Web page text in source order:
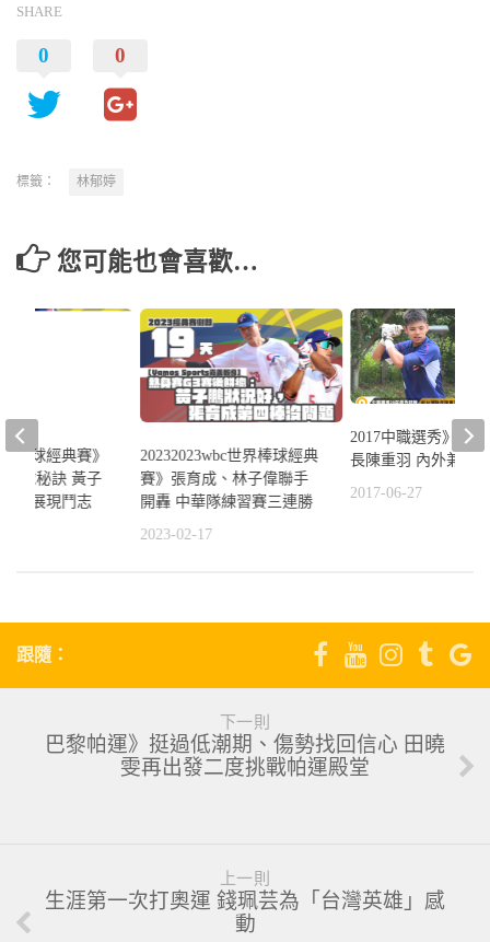
SHARE
0 0
標籤： 林郁婷
您可能也會喜歡…
20232023wbc世界棒球經典
賽》張育成、林子偉聯手
開轟 中華隊練習賽三連勝
2023-02-17
2017中職選秀》新
長陳重羽 內外兼修
2017-06-27
棒球經典賽》
投球秘訣 黃子
賽展現鬥志
跟隨：
下一則
巴黎帕運》挺過低潮期、傷勢找回信心 田曉
雯再出發二度挑戰帕運殿堂
上一則
生涯第一次打奧運 錢珮芸為「台灣英雄」感
動